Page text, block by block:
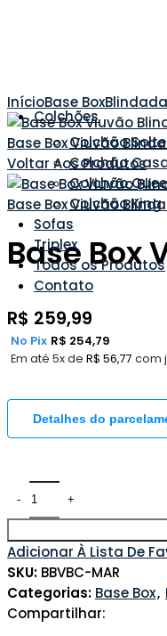
Colchões
Colchão
Colchão
Colchão
Colchão King
Sofas
Triplex
Todos os Produtos
Contato
InícioBase BoxBlindada
Base Box Viuvão
Voltar Aos Produtos
Base Box Viuvão
Base Box
R$ 259,99
Em até 5x de R$ 56,77 com
No Pix R$ 254,79
Detalhes do
Adicionar À Lista De
SKU: BBVBC-MAR
Categorias: Base Box,
Compartilhar: